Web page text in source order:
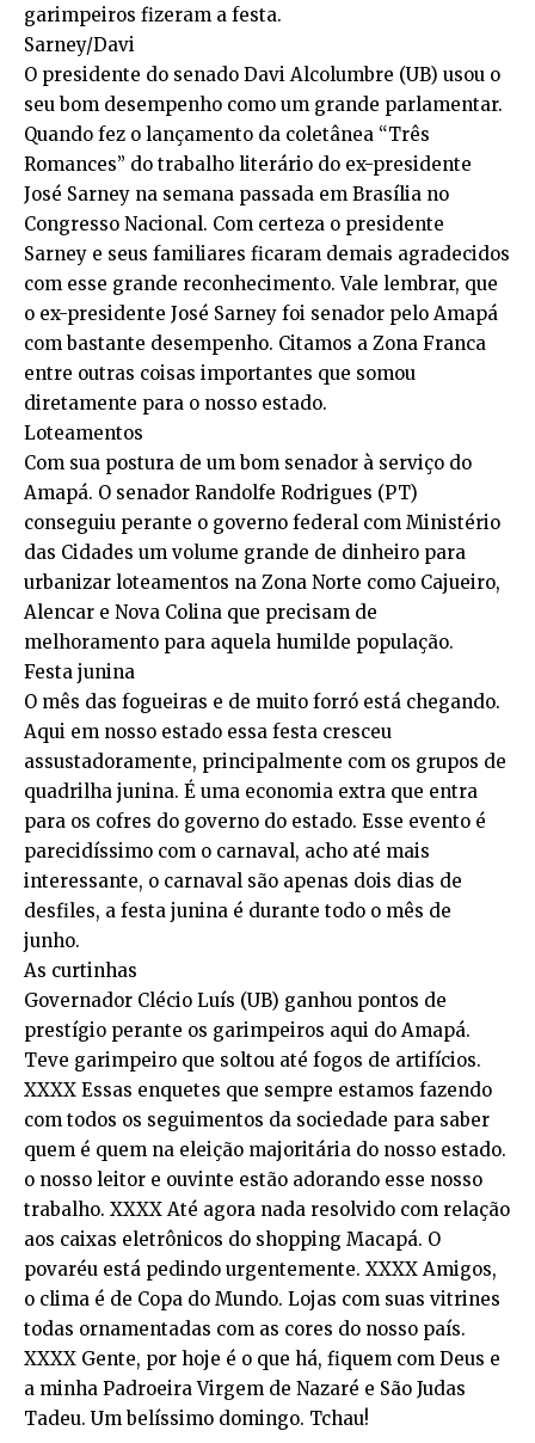
garimpeiros fizeram a festa.
Sarney/Davi
O presidente do senado Davi Alcolumbre (UB) usou o
seu bom desempenho como um grande parlamentar.
Quando fez o lançamento da coletânea “Três
Romances” do trabalho literário do ex-presidente
José Sarney na semana passada em Brasília no
Congresso Nacional. Com certeza o presidente
Sarney e seus familiares ficaram demais agradecidos
com esse grande reconhecimento. Vale lembrar, que
o ex-presidente José Sarney foi senador pelo Amapá
com bastante desempenho. Citamos a Zona Franca
entre outras coisas importantes que somou
diretamente para o nosso estado.
Loteamentos
Com sua postura de um bom senador à serviço do
Amapá. O senador Randolfe Rodrigues (PT)
conseguiu perante o governo federal com Ministério
das Cidades um volume grande de dinheiro para
urbanizar loteamentos na Zona Norte como Cajueiro,
Alencar e Nova Colina que precisam de
melhoramento para aquela humilde população.
Festa junina
O mês das fogueiras e de muito forró está chegando.
Aqui em nosso estado essa festa cresceu
assustadoramente, principalmente com os grupos de
quadrilha junina. É uma economia extra que entra
para os cofres do governo do estado. Esse evento é
parecidíssimo com o carnaval, acho até mais
interessante, o carnaval são apenas dois dias de
desfiles, a festa junina é durante todo o mês de
junho.
As curtinhas
Governador Clécio Luís (UB) ganhou pontos de
prestígio perante os garimpeiros aqui do Amapá.
Teve garimpeiro que soltou até fogos de artifícios.
XXXX Essas enquetes que sempre estamos fazendo
com todos os seguimentos da sociedade para saber
quem é quem na eleição majoritária do nosso estado.
o nosso leitor e ouvinte estão adorando esse nosso
trabalho. XXXX Até agora nada resolvido com relação
aos caixas eletrônicos do shopping Macapá. O
povaréu está pedindo urgentemente. XXXX Amigos,
o clima é de Copa do Mundo. Lojas com suas vitrines
todas ornamentadas com as cores do nosso país.
XXXX Gente, por hoje é o que há, fiquem com Deus e
a minha Padroeira Virgem de Nazaré e São Judas
Tadeu. Um belíssimo domingo. Tchau!